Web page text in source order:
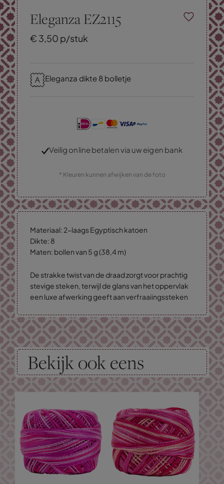
Eleganza EZ2115
€ 3,50 p/stuk
Eleganza dikte 8 bolletje
Veilig online betalen via uw eigen bank
* Kleuren kunnen afwijken van de foto
Materiaal: 2-laags Egyptisch katoen
Dikte: 8
Maten: bollen van 5 g (38,4 m)
De strakke twist van de draad zorgt voor prachtig
stevige steken, terwijl de glans van het oppervlak
een luxe afwerking geeft aan verfraaiingssteken
Bekijk ook eens